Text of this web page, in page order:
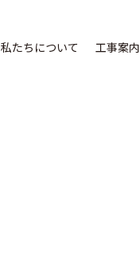
私たちについて 工事案内